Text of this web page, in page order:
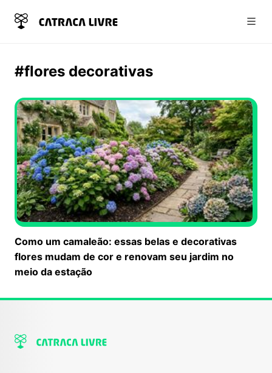
#flores decorativas
Como um camaleão: essas belas e decorativas
flores mudam de cor e renovam seu jardim no
meio da estação